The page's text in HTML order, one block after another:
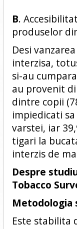
B.
produselor
Desi
interzisa,
si-au
au provenit
dintre copii
impiedicati
varstei, iar
tigari la
interzis de
Despre
Tobacco
Metodologia
Este stabilita